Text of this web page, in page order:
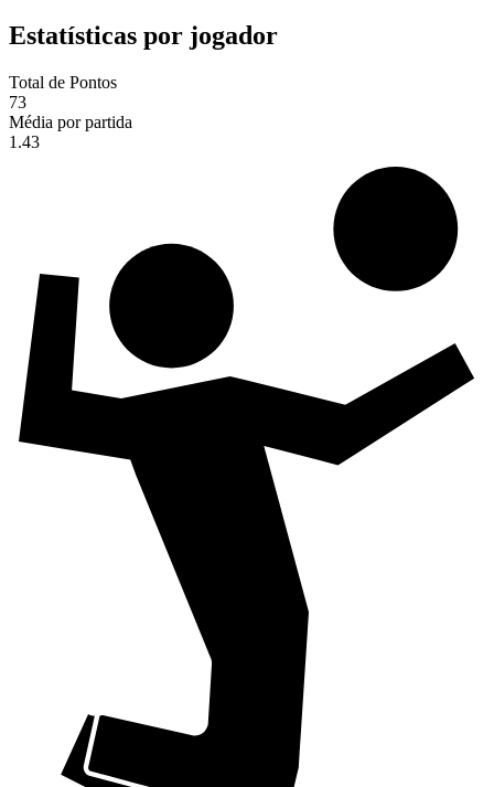
Estatísticas por jogador
Total de Pontos
73
Média por partida
1.43